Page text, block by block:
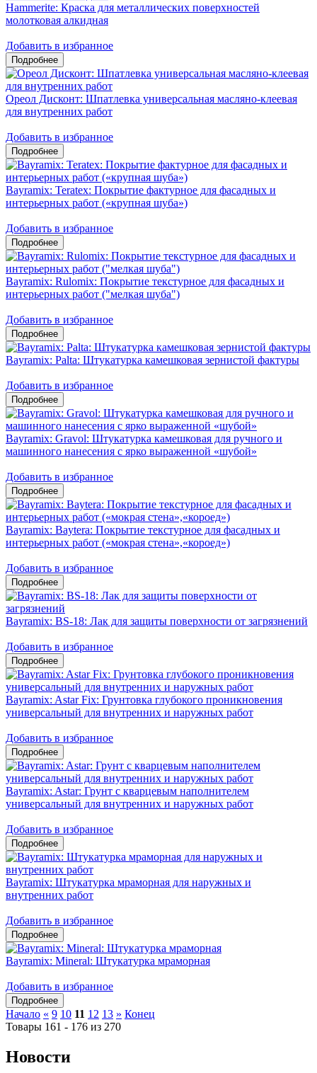
Hammerite: Краска для металлических поверхностей
молотковая алкидная
Добавить в избранное
Ореол Дисконт: Шпатлевка универсальная масляно-клеевая
для внутренних работ
Добавить в избранное
Bayramix: Teratex: Покрытие фактурное для фасадных и
интерьерных работ («крупная шуба»)
Добавить в избранное
Bayramix: Rulomix: Покрытие текстурное для фасадных и
интерьерных работ ("мелкая шуба")
Добавить в избранное
Bayramix: Palta: Штукатурка камешковая зернистой фактуры
Добавить в избранное
Bayramix: Gravol: Штукатурка камешковая для ручного и
машинного нанесения с ярко выраженной «шубой»
Добавить в избранное
Bayramix: Baytera: Покрытие текстурное для фасадных и
интерьерных работ («мокрая стена»,«короед»)
Добавить в избранное
Bayramix: ВS-18: Лак для защиты поверхности от загрязнений
Добавить в избранное
Bayramix: Astar Fix: Грунтовка глубокого проникновения
универсальный для внутренних и наружных работ
Добавить в избранное
Bayramix: Astar: Грунт с кварцевым наполнителем
универсальный для внутренних и наружных работ
Добавить в избранное
Bayramix: Штукатурка мраморная для наружных и
внутренних работ
Добавить в избранное
Bayramix: Mineral: Штукатурка мраморная
Добавить в избранное
Начало « 9 10 11 12 13 » Конец
Товары 161 - 176 из 270
Новости